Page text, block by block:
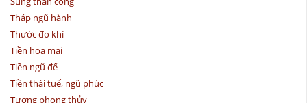
Tháp ngũ hành
Thước đo khí
Tiền hoa mai
Tiền ngũ đế
Tiền thái tuế, ngũ phúc
Tượng phong thủy